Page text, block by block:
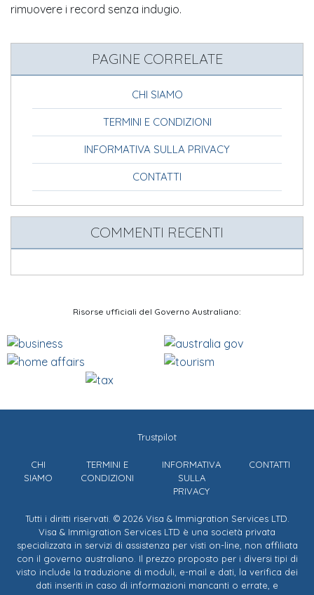
rimuovere i record senza indugio.
PAGINE CORRELATE
CHI SIAMO
TERMINI E CONDIZIONI
INFORMATIVA SULLA PRIVACY
CONTATTI
COMMENTI RECENTI
Risorse ufficiali del Governo Australiano:
Trustpilot
CHI
SIAMO
TERMINI E
CONDIZIONI
INFORMATIVA
SULLA
PRIVACY
CONTATTI
Tutti i diritti riservati. © 2026 Visa & Immigration Services LTD.
Visa & Immigration Services LTD è una società privata
specializzata in servizi di assistenza per visti on-line, non affiliata
con il governo australiano. Il prezzo proposto per i diversi tipi di
visto include la traduzione di moduli, e-mail e dati, la verifica dei
dati inseriti in caso di informazioni mancanti o errate, e